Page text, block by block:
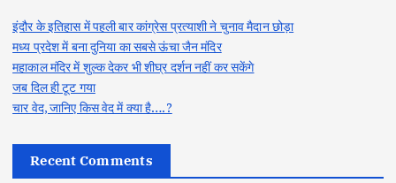
इंदौर के इतिहास में पहली बार कांग्रेस प्रत्याशी ने चुनाव मैदान छोड़ा
मध्य प्रदेश में बना दुनिया का सबसे ऊंचा जैन मंदिर
महाकाल मंदिर में शुल्क देकर भी शीघ्र दर्शन नहीं कर सकेंगे
जब दिल ही टूट गया
चार वेद, जानिए किस वेद में क्या है….?
Recent Comments